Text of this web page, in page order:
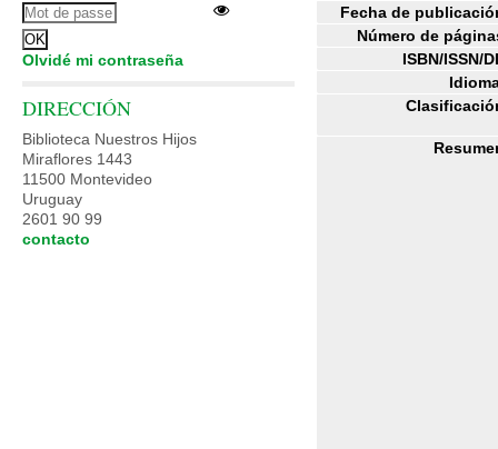
Fecha de
Número de
ISBN/ISSN/
Olvidé mi contraseña
DIRECCIÓN
Biblioteca Nuestros Hijos
Miraflores 1443
11500 Montevideo
Uruguay
2601 90 99
contacto